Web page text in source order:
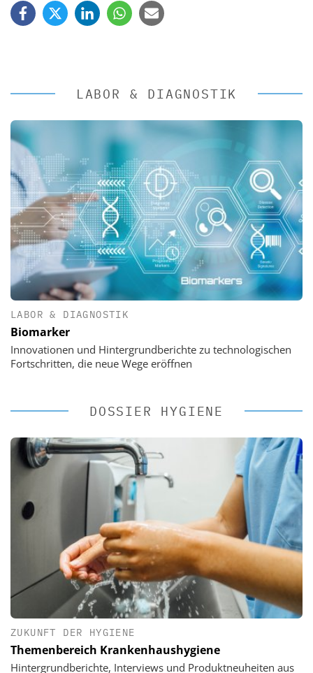
LABOR & DIAGNOSTIK
LABOR & DIAGNOSTIK
Biomarker
Innovationen und Hintergrundberichte zu technologischen
Fortschritten, die neue Wege eröffnen
DOSSIER HYGIENE
ZUKUNFT DER HYGIENE
Themenbereich Krankenhaushygiene
Hintergrundberichte, Interviews und Produktneuheiten aus